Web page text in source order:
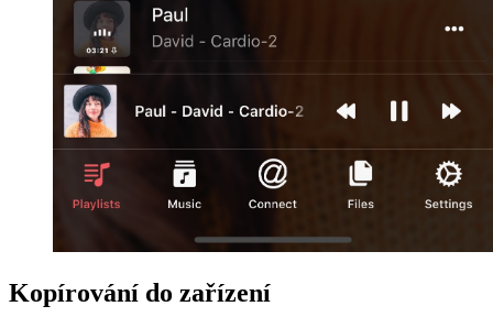
Kopírování do zařízení